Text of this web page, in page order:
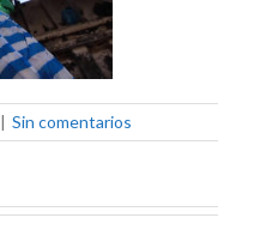
| Sin comentarios